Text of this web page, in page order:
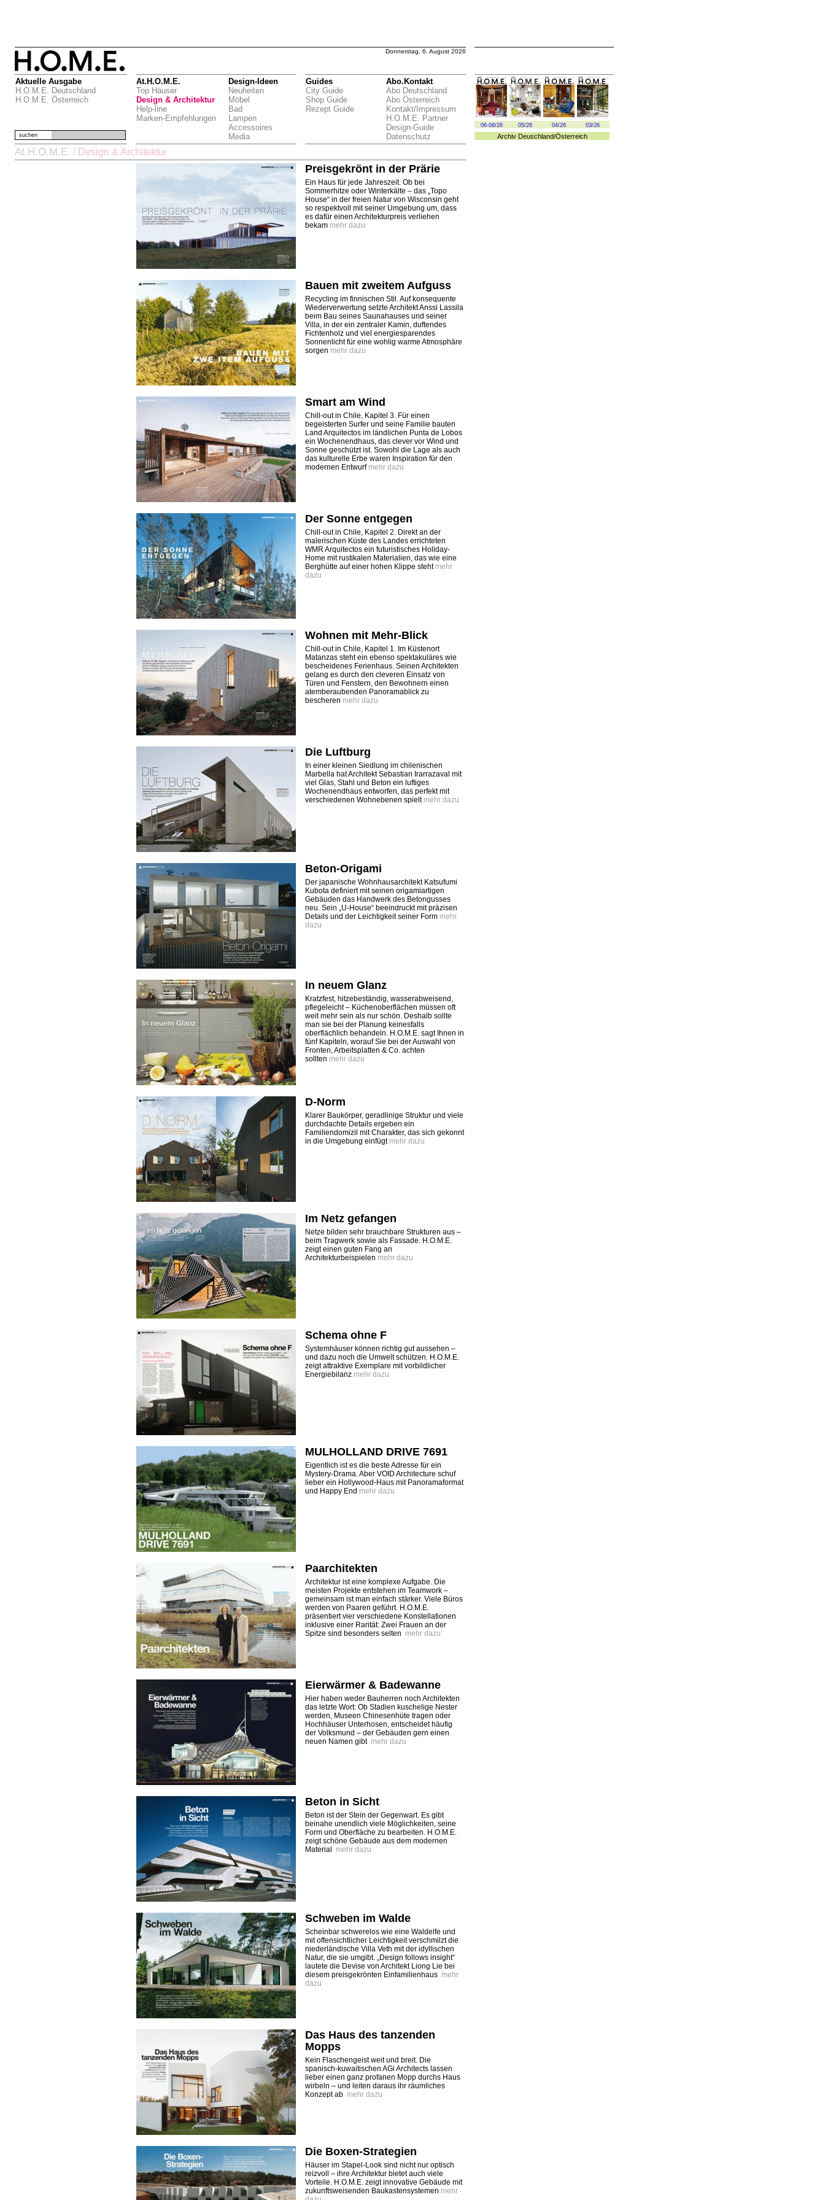
Donnerstag, 6. August 2026
Aktuelle Ausgabe
H.O.M.E. Deutschland
H.O.M.E. Österreich
At.H.O.M.E.
Top Häuser
Design & Architektur
Help-line
Marken-Empfehlungen
Design-Ideen
Neuheiten
Möbel
Bad
Lampen
Accessoires
Media
Guides
City Guide
Shop Guide
Rezept Guide
Abo.Kontakt
Abo Deutschland
Abo Österreich
Kontakt/Impressum
H.O.M.E. Partner
Design-Guide
Datenschutz
06-08/26 05/26 04/26 03/26
Archiv Deuschland/Österreich
suchen
At.H.O.M.E. / Design & Architektur
Preisgekrönt in der Prärie
Ein Haus für jede Jahreszeit. Ob bei
Sommerhitze oder Winterkälte – das „Topo
House“ in der freien Natur von Wisconsin geht
so respektvoll mit seiner Umgebung um, dass
es dafür einen Architekturpreis verliehen
bekam mehr dazu
Bauen mit zweitem Aufguss
Recycling im finnischen Stil. Auf konsequente
Wiederverwertung setzte Architekt Anssi Lassila
beim Bau seines Saunahauses und seiner
Villa, in der ein zentraler Kamin, duftendes
Fichtenholz und viel energiesparendes
Sonnenlicht für eine wohlig warme Atmosphäre
sorgen mehr dazu
Smart am Wind
Chill-out in Chile, Kapitel 3. Für einen
begeisterten Surfer und seine Familie bauten
Land Arquitectos im ländlichen Punta de Lobos
ein Wochenendhaus, das clever vor Wind und
Sonne geschützt ist. Sowohl die Lage als auch
das kulturelle Erbe waren Inspiration für den
modernen Entwurf mehr dazu
Der Sonne entgegen
Chill-out in Chile, Kapitel 2. Direkt an der
malerischen Küste des Landes errichteten
WMR Arquitectos ein futuristisches Holiday-
Home mit rustikalen Materialien, das wie eine
Berghütte auf einer hohen Klippe steht mehr
dazu
Wohnen mit Mehr-Blick
Chill-out in Chile, Kapitel 1. Im Küstenort
Matanzas steht ein ebenso spektakuläres wie
bescheidenes Ferienhaus. Seinen Architekten
gelang es durch den cleveren Einsatz von
Türen und Fenstern, den Bewohnern einen
atemberaubenden Panoramablick zu
bescheren mehr dazu
Die Luftburg
In einer kleinen Siedlung im chilenischen
Marbella hat Architekt Sebastian Irarrazaval mit
viel Glas, Stahl und Beton ein luftiges
Wochenendhaus entworfen, das perfekt mit
verschiedenen Wohnebenen spielt mehr dazu
Beton-Origami
Der japanische Wohnhausarchitekt Katsufumi
Kubota definiert mit seinen origamiartigen
Gebäuden das Handwerk des Betongusses
neu. Sein „U-House“ beeindruckt mit präzisen
Details und der Leichtigkeit seiner Form mehr
dazu
In neuem Glanz
Kratzfest, hitzebeständig, wasserabweisend,
pflegeleicht – Küchenoberflächen müssen oft
weit mehr sein als nur schön. Deshalb sollte
man sie bei der ­Planung keinesfalls
oberflächlich behandeln. H.O.M.E. sagt Ihnen in
fünf Kapiteln, worauf Sie bei der Auswahl von
Fronten, Arbeits­platten & Co. achten
sollten mehr dazu
D-Norm
Klarer Baukörper, geradlinige Struktur und viele
durchdachte Details ergeben ein
Familiendomizil mit Charakter, das sich gekonnt
in die Umgebung einfügt mehr dazu
Im Netz gefangen
Netze bilden sehr brauchbare Strukturen aus –
beim Tragwerk sowie als Fassade. H.O.M.E.
zeigt einen guten Fang an
Architekturbeispielen mehr dazu
Schema ohne F
Systemhäuser können richtig gut aussehen –
und dazu noch die Umwelt schützen. H.O.M.E.
zeigt attraktive Exemplare mit vorbildlicher
Energiebilanz mehr dazu
MULHOLLAND DRIVE 7691
Eigentlich ist es die beste Adresse für ein
Mystery-Drama. Aber VOID Architecture schuf
lieber ein Hollywood-Haus mit Panoramaformat
und Happy End mehr dazu
Paarchitekten
Architektur ist eine komplexe Aufgabe. Die
meisten Projekte entstehen im Teamwork –
gemeinsam ist man einfach stärker. Viele Büros
werden von Paaren geführt. H.O.M.E.
präsentiert vier verschiedene Konstellationen
inklusive einer Rarität: Zwei Frauen an der
Spitze sind besonders selten mehr dazu
Eierwärmer & Badewanne
Hier haben weder Bauherren noch Architekten
das letzte Wort: Ob Stadien kuschelige Nester
werden, Museen Chinesenhüte tragen oder
Hochhäuser Unterhosen, entscheidet häufig
der Volksmund – der Gebäuden gern einen
neuen Namen gibt mehr dazu
Beton in Sicht
Beton ist der Stein der Gegenwart. Es gibt
beinahe unendlich viele Möglichkeiten, seine
Form und Oberfläche zu bearbeiten. H.O.M.E.
zeigt schöne Gebäude aus dem modernen
Material mehr dazu
Schweben im Walde
Scheinbar schwerelos wie eine Waldelfe und
mit offensichtlicher Leichtigkeit verschmilzt die
niederländische Villa Veth mit der idyllischen
Natur, die sie umgibt. „Design follows insight“
lautete die Devise von Architekt Liong Lie bei
diesem preisgekrönten Einfamilienhaus mehr
dazu
Das Haus des tanzenden
Mopps
Kein Flaschengeist weit und breit. Die
spanisch-kuwaitischen AGi Architects lassen
lieber einen ganz profanen Mopp durchs Haus
wirbeln – und leiten daraus ihr räumliches
Konzept ab mehr dazu
Die Boxen-Strategien
Häuser im Stapel-Look sind nicht nur optisch
reizvoll – ihre Architektur bietet auch viele
Vorteile. H.O.M.E. zeigt innovative Gebäude mit
zukunftsweisenden Baukastensystemen mehr